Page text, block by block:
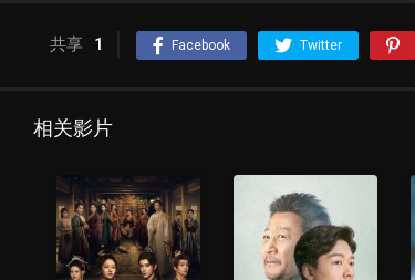
共享 1 Facebook Twitter
相关影片